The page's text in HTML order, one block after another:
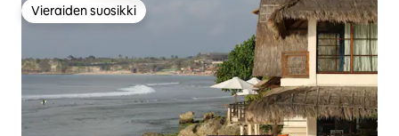
Vieraiden suosikki
Vieraiden suosikki